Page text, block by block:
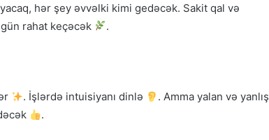
hər şey əvvəlki kimi gedəcək. Sakit qal və
rahat keçəcək .
. İşlərdə intuisiyanı dinlə
. Amma yalan və yanlış
.